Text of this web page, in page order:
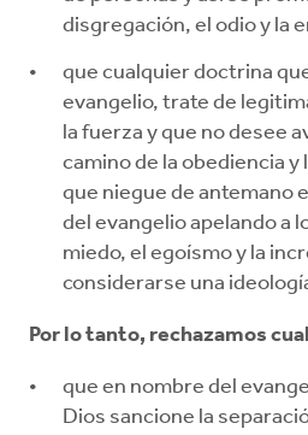
disgregación, el odio y la
que cualquier doctrina
evangelio, trate de
la fuerza y que no desee
camino de la obediencia
que niegue de antemano
del evangelio apelando a
miedo, el egoísmo y la
considerarse una
Por lo tanto, rechazamos
que en nombre del
Dios sancione la